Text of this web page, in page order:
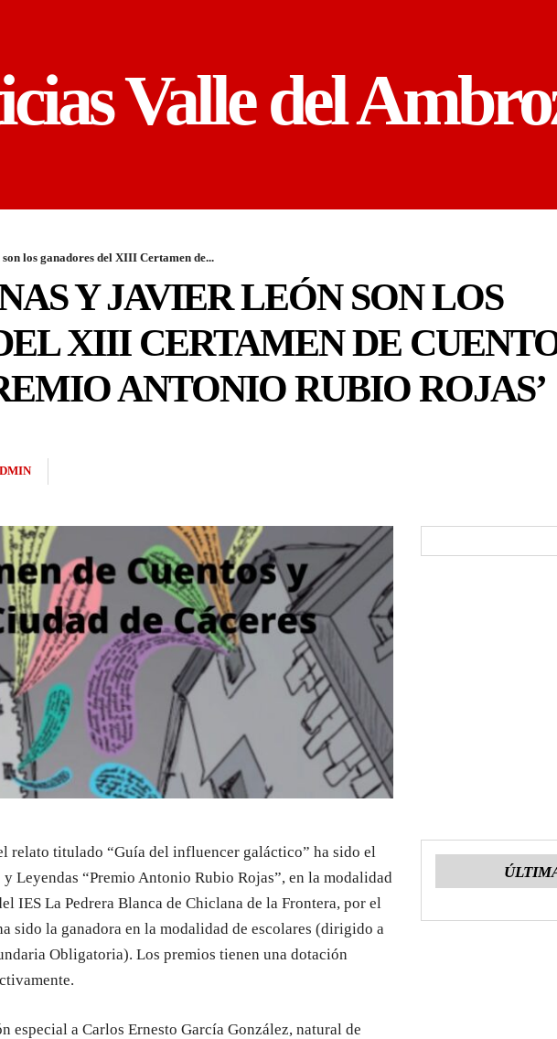
Valle del
los ganadores del XIII Certamen de...
Y JAVIER LEÓN SON LOS
XIII CERTAMEN DE
ANTONIO RUBIO ROJAS’
relato titulado “Guía del influencer galáctico” ha sido el
Leyendas “Premio Antonio Rubio Rojas”, en la modalidad
IES La Pedrera Blanca de Chiclana de la Frontera, por el
sido la ganadora en la modalidad de escolares (dirigido a
Obligatoria). Los premios tienen una dotación
especial a Carlos Ernesto García González, natural de